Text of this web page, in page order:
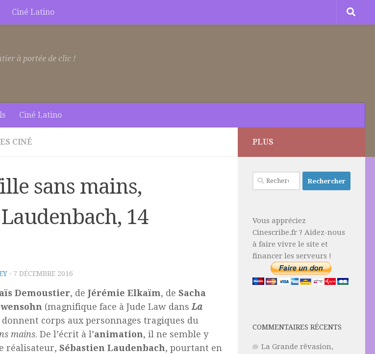
Ciné Latino
à portée de clic !
Ciné Latino
CINÉ
sans mains,
14
· 7 DÉCEMBRE 2016
Demoustier, de Jérémie Elkaïm, de Sacha
(magnifique face à Jude Law dans La
donnent corps aux personnages tragiques du
mains. De l’écrit à l’animation, il ne semble y
réalisateur, Sébastien Laudenbach, pourtant en
PLUS
Rechercher :
Vous appréciez
Cinescribe.fr ? Aidez-nous
à faire vivre le site et
financer les serveurs !
COMMENTAIRES RÉCENTS
La Grande rêvasion,